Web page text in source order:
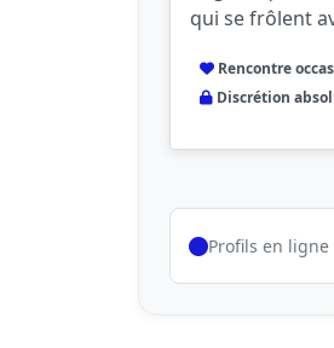
qui se frôlent
Rencontre
Discrétion
Profils en